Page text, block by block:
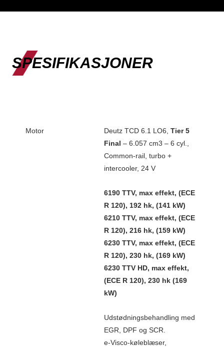
SPESIFIKASJONER
Motor Deutz TCD 6.1 LO6,Tier 5
Final – 6.057 cm3 – 6 cyl.,
Common-rail, turbo +
intercooler, 24 V
6190 TTV, max effekt, (ECE
R 120), 192 hk, (141 kW)
6210 TTV, max effekt, (ECE
R 120), 216 hk, (159 kW)
6230 TTV, max effekt, (ECE
R 120), 230 hk, (169 kW)
6230 TTV HD, max effekt,
(ECE R 120), 230 hk (169
kW)
Udstødningsbehandling med
EGR, DPF og SCR.
e-Visco-køleblæser,